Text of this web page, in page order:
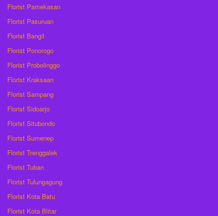
Florist Pamekasan
Florist Pasuruan
Florist Bangil
Florist Ponorogo
Florist Probolinggo
Florist Kraksaan
Florist Sampang
Florist Sidoarjo
Florist Situbondo
Florist Sumenep
Florist Trenggalek
Florist Tuban
Florist Tulungagung
Florist Kota Batu
Florist Kota Blitar